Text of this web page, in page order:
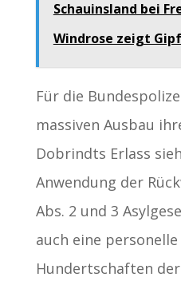
Schauinsland bei
Windrose zeigt
Für die
massiven Ausbau
Dobrindts Erlass
Anwendung der
Abs. 2 und 3
auch eine
Hundertschaften der